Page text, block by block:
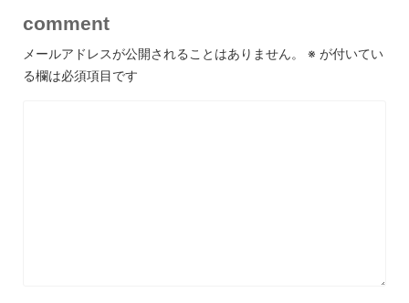
comment
メールアドレスが公開されることはありません。 ※ が付いてい
る欄は必須項目です